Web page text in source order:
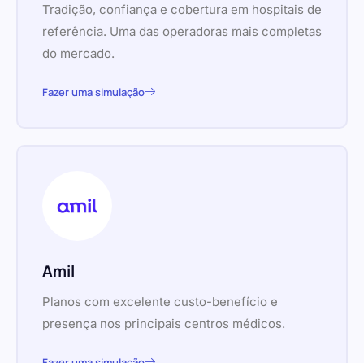
Tradição, confiança e cobertura em hospitais de
referência. Uma das operadoras mais completas
do mercado.
Fazer uma simulação
Amil
Planos com excelente custo-benefício e
presença nos principais centros médicos.